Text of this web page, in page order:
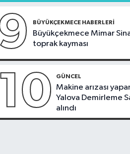
BÜYÜKÇEKMECE HABERLERI
Büyükçekmece Mimar
toprak kayması
10 GÜNCEL
Makine arızası
Yalova Demirleme
alındı